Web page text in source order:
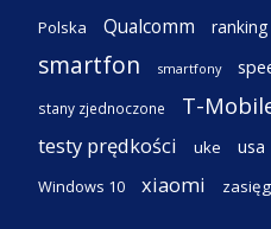
Polska Qualcomm ranking
smartfon smartfony
stany zjednoczone T-
testy prędkości uke usa
Windows 10 xiaomi zasięg